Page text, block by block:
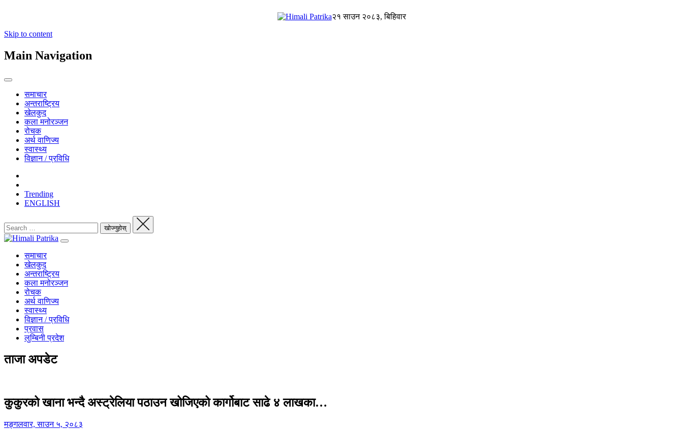
२१ साउन २०८३, बिहिवार
Skip to content
Main Navigation
समाचार
अन्तराष्ट्रिय
खेलकुद
कला मनोरञ्जन
रोचक
अर्थ वाणिज्य
स्वास्थ्य
विज्ञान / प्रविधि
Trending
ENGLISH
समाचार
खेलकुद
अन्तराष्ट्रिय
कला मनोरञ्जन
रोचक
अर्थ वाणिज्य
स्वास्थ्य
विज्ञान / प्रविधि
प्रवास
लुम्बिनी प्रदेश
ताजा अपडेट
कुकुरको खाना भन्दै अस्ट्रेलिया पठाउन खोजिएको कार्गोबाट साढे ४ लाखका…
मङ्गलवार, साउन ५, २०८३